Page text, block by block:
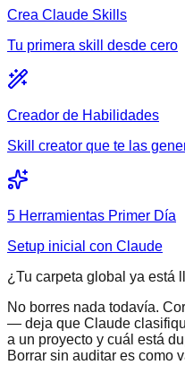
Crea Claude Skills
Tu primera skill desde cero
Creador de Habilidades
Skill creator que te las
5 Herramientas Primer Día
Setup inicial con Claude
¿Tu carpeta global ya está
No borres nada todavía.
— deja que Claude
a un proyecto y cuál está
Borrar sin auditar es como